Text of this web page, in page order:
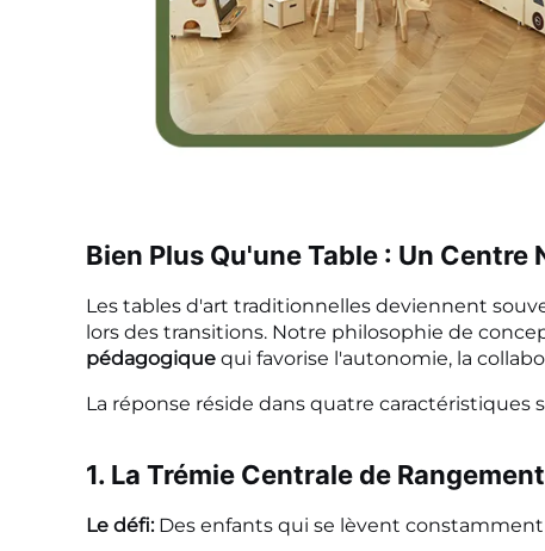
Bien Plus Qu'une Table : Un
Les tables d'art traditionnelles deviennent
lors des transitions. Notre philosophie de
pédagogique qui favorise l'autonomie, la
La réponse réside dans quatre
1. La Trémie Centrale de
Le défi: Des enfants qui se lèvent